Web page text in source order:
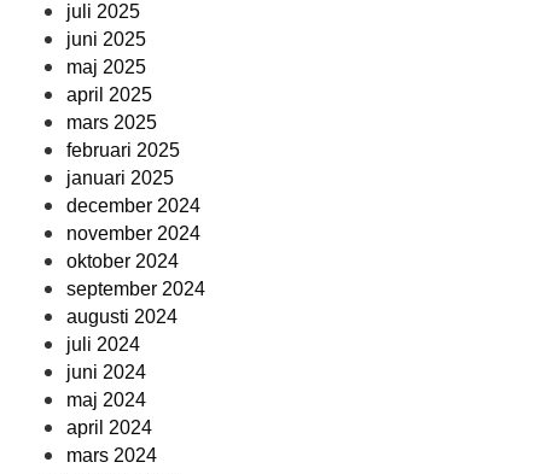
juli 2025
juni 2025
maj 2025
april 2025
mars 2025
februari 2025
januari 2025
december 2024
november 2024
oktober 2024
september 2024
augusti 2024
juli 2024
juni 2024
maj 2024
april 2024
mars 2024